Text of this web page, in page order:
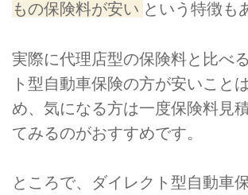
もの保険料が安い という特徴も
実際に代理店型の保険料と比べ
ト型自動車保険の方が安いこと
め、気になる方は一度保険料見
てみるのがおすすめです。
ところで、ダイレクト型自動車